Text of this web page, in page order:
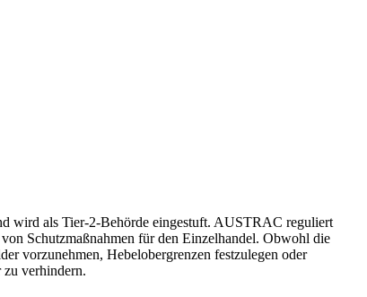
wird als Tier-2-Behörde eingestuft. AUSTRAC reguliert
Schutzmaßnahmen für den Einzelhandel. Obwohl die
vorzunehmen, Hebelobergrenzen festzulegen oder
verhindern.